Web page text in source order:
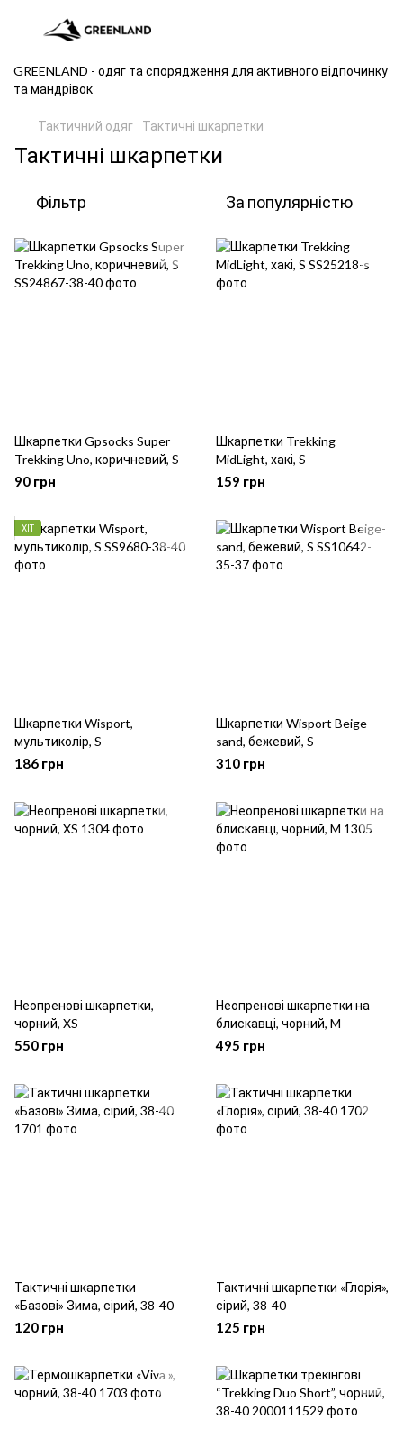
GREENLAND - одяг та спорядження для активного відпочинку
та мандрівок
Тактичний одяг Тактичні шкарпетки
Тактичні шкарпетки
Фільтр За популярністю
Шкарпетки Gpsocks Super
Trekking Uno, коричневий, S
90 грн
Шкарпетки Trekking
MidLight, хакі, S
159 грн
ХІТ
Шкарпетки Wisport,
мультиколір, S
186 грн
Шкарпетки Wisport Beige-
sand, бежевий, S
310 грн
Неопренові шкарпетки,
чорний, XS
550 грн
Неопренові шкарпетки на
блискавці, чорний, M
495 грн
Тактичні шкарпетки
«Базові» Зима, сірий, 38-40
120 грн
Тактичні шкарпетки «Глорія»,
сірий, 38-40
125 грн